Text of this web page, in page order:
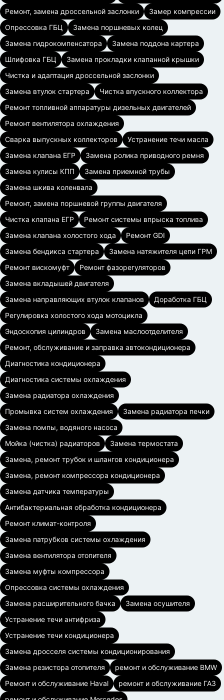
Ремонт, замена дроссельной заслонки
Замер компрессии
Опрессовка ГБЦ
Замена поршневых колец
Замена гидрокомпенсатора
Замена поддона картера
Шлифовка ГБЦ
Замена прокладки клапанной крышки
Чистка и адаптация дроссельной заслонки
Замена втулок стартера
Чистка впускного коллектора
Ремонт топливной аппаратуры дизельных двигателей
Ремонт вентилятора охлаждения
Сварка выпускных коллекторов
Устранение течи масла
Замена клапана ЕГР
Замена ролика приводного ремня
Замена кулисы КПП
Замена приемной трубы
Замена шкива коленвала
Ремонт, замена поршневой группы двигателя
Чистка клапана ЕГР
Ремонт системы впрыска топлива
Замена клапана холостого хода
Ремонт GDI
Замена бендикса стартера
Замена натяжителя цепи ГРМ
Ремонт вискомуфт
Ремонт фазорегуляторов
Замена вкладышей двигателя
Замена направляющих втулок клапанов
Доработка ГБЦ
Регулировка холостого хода мотоцикла
Эндоскопия цилиндров
Замена маслоотделителя
Ремонт, обслуживание и заправка автокондиционера
Диагностика кондиционера
Диагностика системы охлаждения
Замена радиатора охлаждения
Промывка систем охлаждения
Замена радиатора печки
Замена помпы, водяного насоса
Мойка (чистка) радиаторов
Замена термостата
Замена, ремонт трубок и шлангов кондиционера
Замена, ремонт компрессора кондиционера
Замена датчика температуры
Антибактериальная обработка кондиционера
Ремонт климат-контроля
Замена патрубков системы охлаждения
Замена вентилятора отопителя
Замена муфты компрессора
Опрессовка системы охлаждения
Замена расширительного бачка
Замена осушителя
Устранение течи антифриза
Устранение течи кондиционера
Замена дросселя системы кондиционирования
Замена резистора отопителя
ремонт и обслуживание BMW
Ремонт и обслуживание Haval
ремонт и обслуживание ГАЗ